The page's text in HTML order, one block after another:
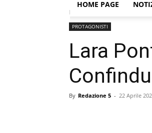
HOME PAGE
Home
PROTAGONISTI
Lara
By Redazione 5 - 22 Aprile